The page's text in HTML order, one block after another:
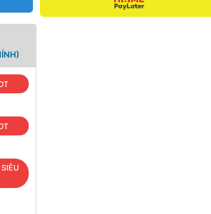
ngắn và điểm nhấn rõ ràng. Độ nẩy khá, dễ
hàng ngày. Tuy nhiên, máy không hỗ trợ
việc dưới ánh đèn điện. Inspiron 3501 có
những con số.